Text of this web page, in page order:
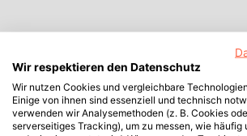
Wir respektieren den Datenschutz
Wir nutzen Cookies und vergleichbare
Einige von ihnen sind essenziell und technisch
verwenden wir Analysemethoden (z. B. Cookies
serverseitiges Tracking), um zu messen, wie häufig